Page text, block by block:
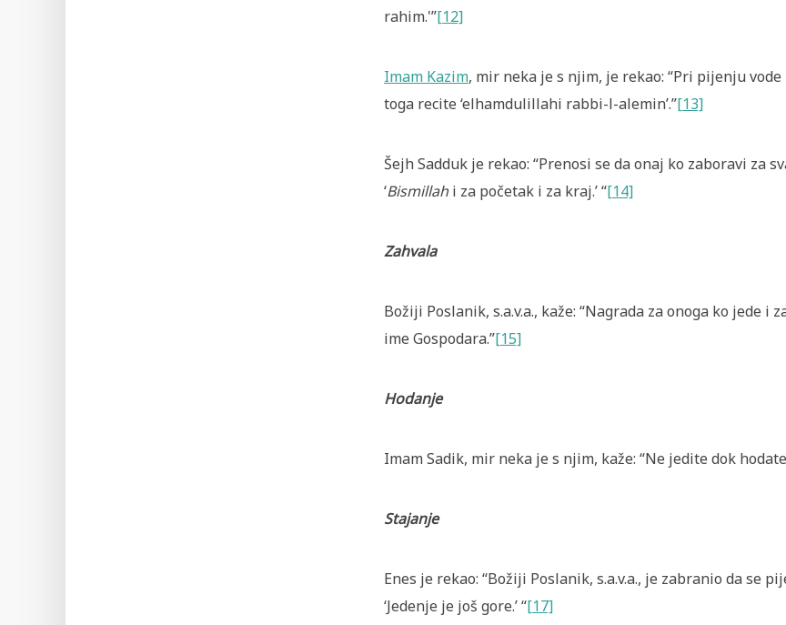
rahim.'”[12]
Imam Kazim, mir neka je s njim, je rekao: “Pri pijenju
toga recite ‘elhamdulillahi rabbi-l-alemin’.”[13]
Šejh Sadduk je rekao: “Prenosi se da onaj ko zaboravi za
‘Bismillah i za početak i za kraj.’ “[14]
Zahvala
Božiji Poslanik, s.a.v.a., kaže: “Nagrada za onoga ko jede
ime Gospodara.”[15]
Hodanje
Imam Sadik, mir neka je s njim, kaže: “Ne jedite dok
Stajanje
Enes je rekao: “Božiji Poslanik, s.a.v.a., je zabranio da se
‘Jedenje je još gore.’ “[17]